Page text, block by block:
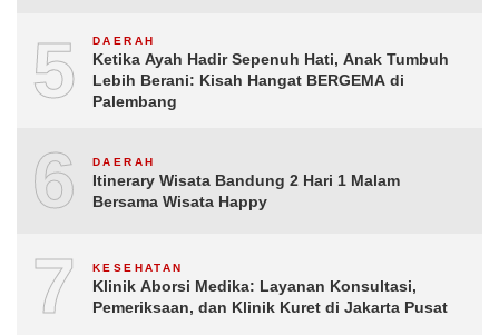
5 DAERAH
Ketika Ayah Hadir Sepenuh Hati, Anak Tumbuh
Lebih Berani: Kisah Hangat BERGEMA di
Palembang
6 DAERAH
Itinerary Wisata Bandung 2 Hari 1 Malam
Bersama Wisata Happy
7 KESEHATAN
Klinik Aborsi Medika: Layanan Konsultasi,
Pemeriksaan, dan Klinik Kuret di Jakarta Pusat